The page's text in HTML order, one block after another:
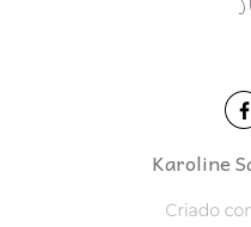
Karoline